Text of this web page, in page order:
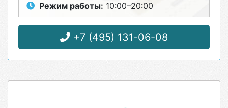
Режим работы: 10:00–20:00
+7 (495) 131-06-08